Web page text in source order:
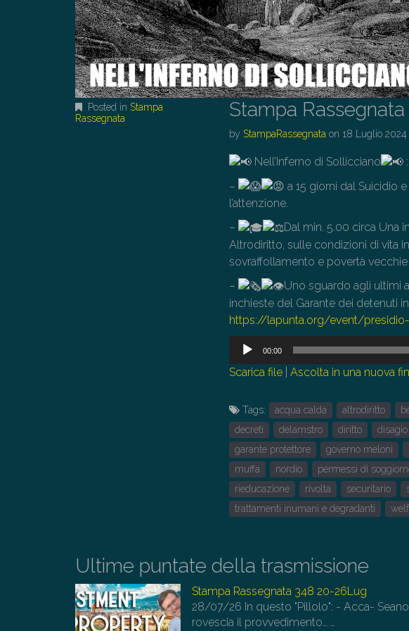
Posted in Stampa
Rassegnata
Stampa
by StampaRassegnata on 18 Luglio 2024
Nell’Inferno di Sollicciano
:
–
a 15 giorni dal Suicidio
l’attenzione.
–
Dal min. 5.00 circa Una
Altrodiritto, sulle condizioni di vita
sovraffollamento e povertà vecchie
–
Uno sguardo agli ultimi
inchieste del Garante dei detenuti
https://lapunta.org/event/
Audio
00:00
Scarica file |Ascolta in una nuova
Tags: acqua calda altrodiritto
decreti
delamstro diritto
garante protettore
governo meloni
muffa
nordio permessi di
rieducazione
rivolta securitario
trattamenti inumani e degradanti
Ultime puntate della trasmissione
Stampa Rassegnata 348 20-26Lug
28/07/26 In questo "Pillolo": - Acca-
rovescia il provvedimento… …